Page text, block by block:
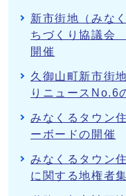
新市街地（みな
ちづくり協議会
開催
久御山町新市街
りニュースNo.6
みなくるタウン
ーボードの開催
みなくるタウン
に関する地権者